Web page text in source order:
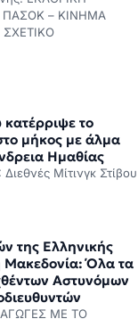
το
Ημαθίας
Μίτινγκ Στίβου
της Ελληνικής
Αστυνόμων
ΜΕ ΤΟ